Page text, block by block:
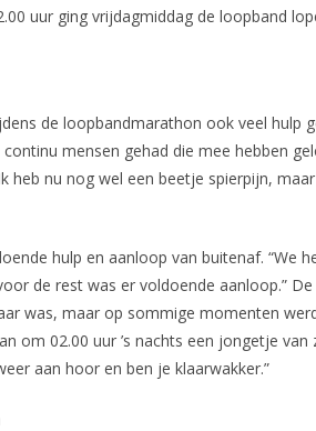
uur ging vrijdagmiddag de loopband
de loopbandmarathon ook veel hulp
continu mensen gehad die mee hebben
heb nu nog wel een beetje spierpijn,
hulp en aanloop van buitenaf. “We
de rest was er voldoende aanloop.”
was, maar op sommige momenten
om 02.00 uur ’s nachts een jongetje
aan hoor en ben je klaarwakker.”